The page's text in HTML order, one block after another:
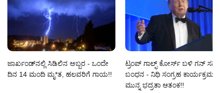
ಜಾರ್ಖಂಡ್‌ನಲ್ಲಿ ಸಿಡಿಲಿನ ಅಬ್ಬರ - ಒಂದೇ
ದಿನ 14 ಮಂದಿ ಮೃ*ತ, ಹಲವರಿಗೆ ಗಾಯ!!
ಟ್ರಂಪ್ ಗಾಲ್ಫ್ ಕೋರ್ಸ್ ಬಳಿ ಗನ್‌ ಸಹಿತ
ಬಂಧನ - ನಿಧಿ ಸಂಗ್ರಹ
ಮುನ್ನ ಭದ್ರತಾ ಆತಂಕ!!